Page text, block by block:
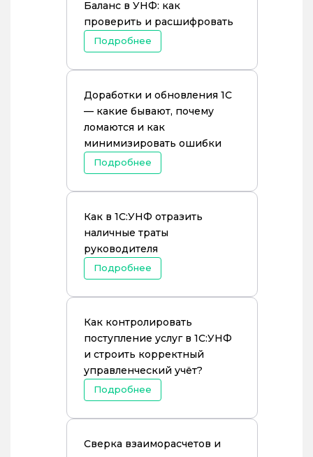
Баланс в УНФ: как
проверить и расшифровать
Подробнее
Доработки и обновления 1С
— какие бывают, почему
ломаются и как
минимизировать ошибки
Подробнее
Как в 1С:УНФ отразить
наличные траты
руководителя
Подробнее
Как контролировать
поступление услуг в 1С:УНФ
и строить корректный
управленческий учёт?
Подробнее
Сверка взаиморасчетов и